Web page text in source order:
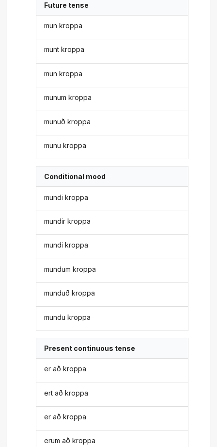
Future tense
mun kroppa
munt kroppa
mun kroppa
munum kroppa
munuð kroppa
munu kroppa
Conditional mood
mundi kroppa
mundir kroppa
mundi kroppa
mundum kroppa
munduð kroppa
mundu kroppa
Present continuous tense
er að kroppa
ert að kroppa
er að kroppa
erum að kroppa